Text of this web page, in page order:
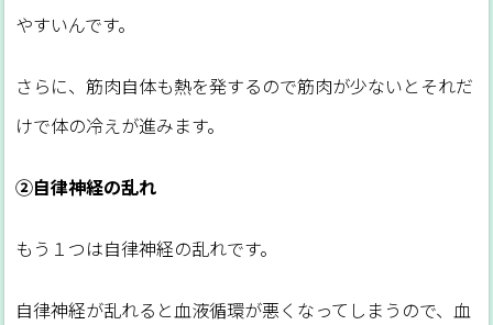
やすいんです。
さらに、筋肉自体も熱を発するので筋肉が少ないとそれだ
けで体の冷えが進みます。
②自律神経の乱れ
もう１つは自律神経の乱れです。
自律神経が乱れると血液循環が悪くなってしまうので、血